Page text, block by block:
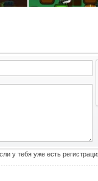
у тебя уже есть